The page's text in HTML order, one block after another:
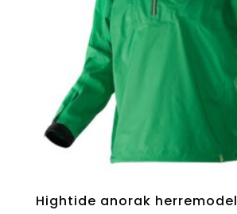
Hightide anorak herremodel